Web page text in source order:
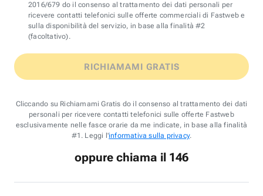
2016/679 do il consenso al trattamento dei dati personali per
ricevere contatti telefonici sulle offerte commerciali di Fastweb e
sulla disponibilità del servizio, in base alla finalità #2
(facoltativo).
RICHIAMAMI GRATIS
Cliccando su Richiamami Gratis do il consenso al trattamento dei dati
personali per ricevere contatti telefonici sulle offerte Fastweb
esclusivamente nelle fasce orarie da me indicate, in base alla finalità
#1. Leggi l'informativa sulla privacy.
oppure chiama il 146